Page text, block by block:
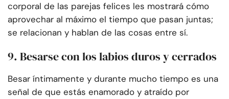
corporal de las parejas felices les mostrará cómo
aprovechar al máximo el tiempo que pasan juntas;
se relacionan y hablan de las cosas entre sí.
9. Besarse con los labios duros y cerrados
Besar íntimamente y durante mucho tiempo es una
señal de que estás enamorado y atraído por